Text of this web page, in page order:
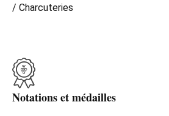
/ Charcuteries
Notations et médailles